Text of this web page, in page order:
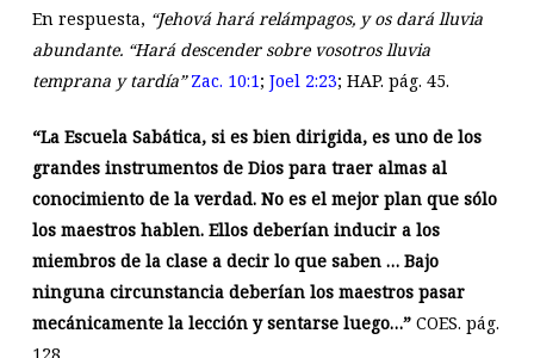
En respuesta, “Jehová hará relámpagos, y os dará lluvia
abundante. “Hará descender sobre vosotros lluvia
temprana y tardía” Zac. 10:1; Joel 2:23; HAP. pág. 45.
“La Escuela Sabática, si es bien dirigida, es uno de los
grandes instrumentos de Dios para traer almas al
conocimiento de la verdad. No es el mejor plan que sólo
los maestros hablen. Ellos deberían inducir a los
miembros de la clase a decir lo que saben … Bajo
ninguna circunstancia deberían los maestros pasar
mecánicamente la lección y sentarse luego…”COES. pág.